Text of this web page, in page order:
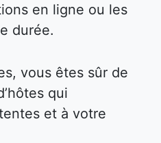
en ligne ou les
durée.
vous êtes sûr de
qui
et à votre